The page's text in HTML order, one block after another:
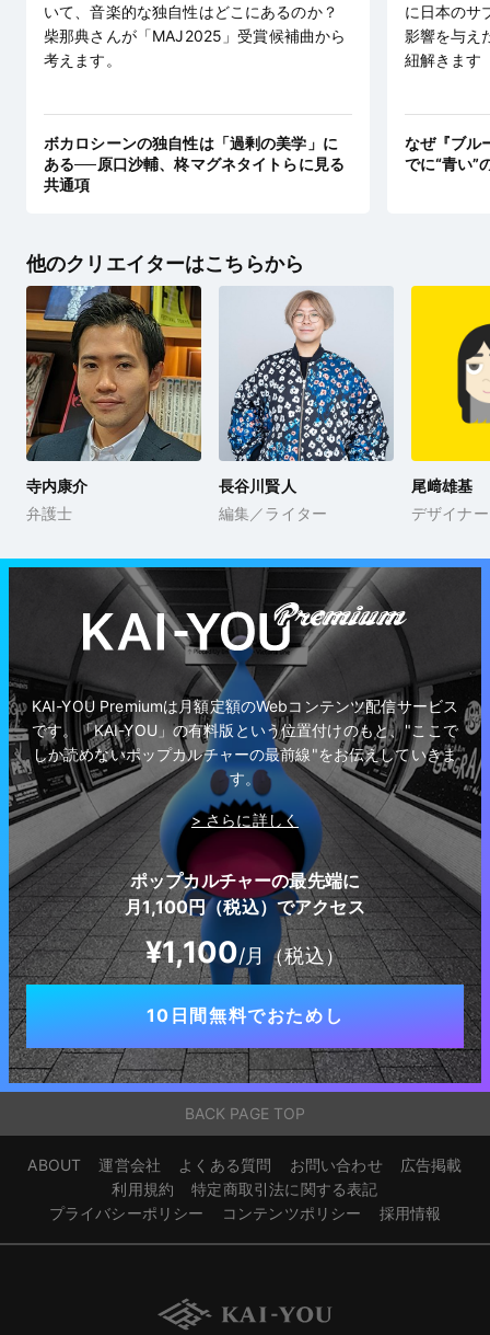
いて、音楽的な独自性はどこにあるのか？
柴那典さんが「MAJ2025」受賞候補曲から
考えます。
ボカロシーンの独自性は「過剰の美学」に
ある──原口沙輔、柊マグネタイトらに見る
共通項
に日本のサ
影響を与え
紐解きます
なぜ『ブル
でに“青い”
他のクリエイターはこちらから
寺内康介
弁護士
長谷川賢人
編集／ライター
尾﨑雄基
デザイナー
KAI-YOU Premiumは月額定額のWebコンテンツ配信サービス
です。「KAI-YOU」の有料版という位置付けのもと、"ここで
しか読めないポップカルチャーの最前線"をお伝えしていきま
す。
> さらに詳しく
ポップカルチャーの最先端に
月1,100円（税込）でアクセス
¥1,100/月（税込）
10日間無料でおためし
BACK PAGE TOP
ABOUT 運営会社 よくある質問 お問い合わせ
広告掲載
利用規約
特定商取引法に関する表記
プライバシーポリシー
コンテンツポリシー 採用情報